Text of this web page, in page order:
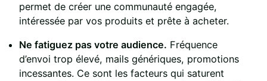
permet de créer une communauté engagée,
intéressée par vos produits et prête à acheter.
Ne fatiguez pas votre audience. Fréquence
d’envoi trop élevé, mails génériques, promotions
incessantes. Ce sont les facteurs qui saturent